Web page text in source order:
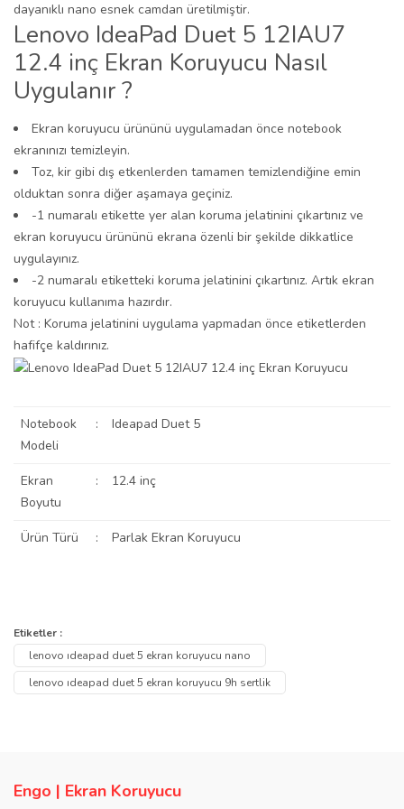
dayanıklı nano esnek camdan üretilmiştir.
Lenovo IdeaPad Duet 5 12IAU7
12.4 inç Ekran Koruyucu Nasıl
Uygulanır ?
Ekran koruyucu ürününü uygulamadan önce notebook
ekranınızı temizleyin.
Toz, kir gibi dış etkenlerden tamamen temizlendiğine emin
olduktan sonra diğer aşamaya geçiniz.
-1 numaralı etikette yer alan koruma jelatinini çıkartınız ve
ekran koruyucu ürününü ekrana özenli bir şekilde dikkatlice
uygulayınız.
-2 numaralı etiketteki koruma jelatinini çıkartınız. Artık ekran
koruyucu kullanıma hazırdır.
Not : Koruma jelatinini uygulama yapmadan önce etiketlerden
hafifçe kaldırınız.
Notebook
Modeli
: Ideapad Duet 5
Ekran
Boyutu
: 12.4 inç
Ürün Türü : Parlak Ekran Koruyucu
Yorum Yaz
konularda yetersiz gördüğünüz noktaları öneri formunu kullanarak
tarafımıza iletebilirsiniz.
Görüş ve önerileriniz için teşekkür ederiz.
Soru Sor
Etiketler :
lenovo ıdeapad duet 5 ekran koruyucu nano
lenovo ıdeapad duet 5 ekran koruyucu 9h sertlik
Engo | Ekran Koruyucu